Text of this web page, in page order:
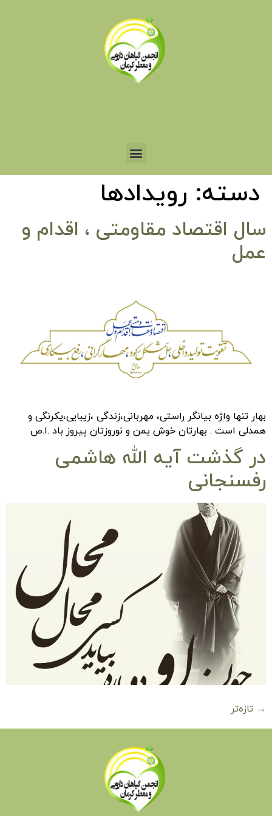
دسته: رویدادها
سال اقتصاد مقاومتی ، اقدام و
عمل
بهار تنها واژه بیانگر راستی، مهربانی،زندگی ،زیبایی،یکرنگی و
همدلی است . بهارتان خوش یمن و نوروزتان پیروز باد .ا.ص
در گذشت آیه الله هاشمی
رفسنجانی
→ تازه‌تر